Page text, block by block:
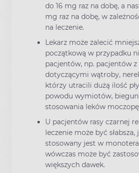
do 16 mg raz na dobę, a
mg raz na dobę, w
na leczenie.
Lekarz może zalecić
początkową w przypadku
pacjentów, np. pacjentów
dotyczącymi wątroby,
którzy utracili dużą ilość
powodu wymiotów,
stosowania leków
U pacjentów rasy czarnej
leczenie może być słabsza,
stosowany jest w
wówczas może być
większych dawek.